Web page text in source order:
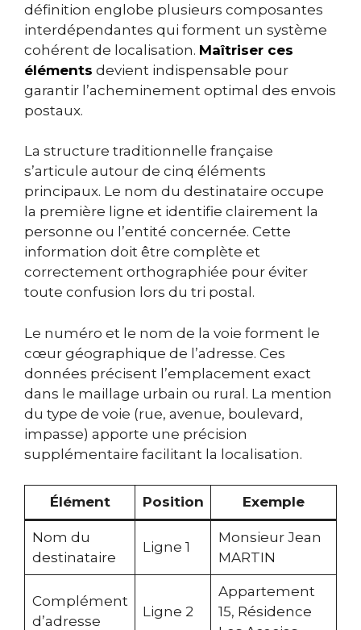
définition englobe plusieurs composantes
interdépendantes qui forment un système
cohérent de localisation. Maîtriser ces
éléments devient indispensable pour
garantir l’acheminement optimal des envois
postaux.
La structure traditionnelle française
s’articule autour de cinq éléments
principaux. Le nom du destinataire occupe
la première ligne et identifie clairement la
personne ou l’entité concernée. Cette
information doit être complète et
correctement orthographiée pour éviter
toute confusion lors du tri postal.
Le numéro et le nom de la voie forment le
cœur géographique de l’adresse. Ces
données précisent l’emplacement exact
dans le maillage urbain ou rural. La mention
du type de voie (rue, avenue, boulevard,
impasse) apporte une précision
supplémentaire facilitant la localisation.
Élément Position Exemple
Nom du
destinataire
Ligne 1
Monsieur Jean
MARTIN
Complément
d’adresse
Ligne 2
Appartement
15, Résidence